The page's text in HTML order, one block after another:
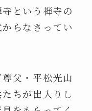
という禅寺の
らなさってい
父・平松光山
ちが出入りし